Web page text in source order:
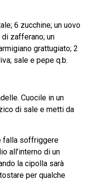
6 zucchine; un uovo
zafferano; un
grattugiato; 2
sale e pepe q.b.
Cuocile in un
di sale e metti da
falla soffriggere
all’interno di un
la cipolla sarà
per qualche